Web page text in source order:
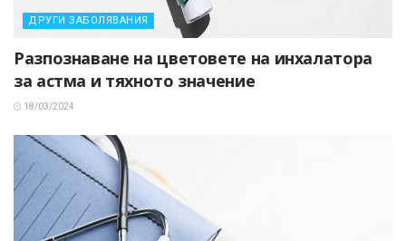
ДРУГИ ЗАБОЛЯВАНИЯ
Разпознаване на цветовете на инхалатора
за астма и тяхното значение
18/03/2024